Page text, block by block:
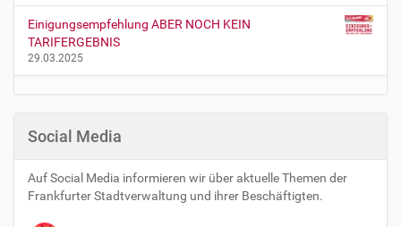
Einigungsempfehlung ABER NOCH KEIN
TARIFERGEBNIS
29.03.2025
Social Media
Auf Social Media informieren wir über aktuelle Themen der
Frankfurter Stadtverwaltung und ihrer Beschäftigten.